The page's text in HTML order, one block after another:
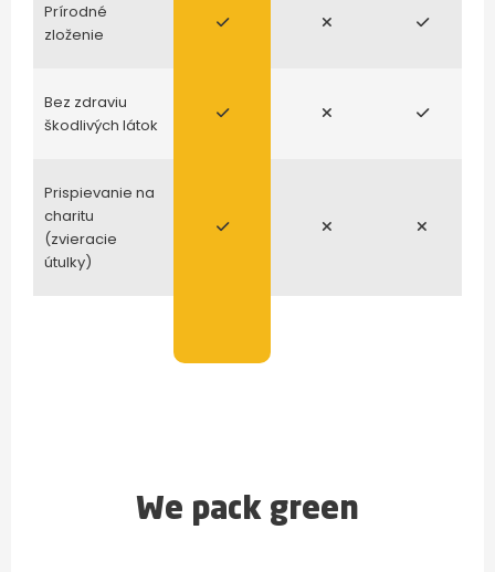
Prírodné
zloženie
Bez zdraviu
škodlivých látok
Prispievanie na
charitu
(zvieracie
útulky)
We pack green